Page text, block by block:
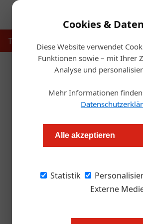
Cookies &
Diese Website verwendet
Funktionen sowie – mit Ihrer
Analyse und
Mehr Informationen
Alle akzeptieren
Statistik
Externe
Touristik
Das
Markus Höller
Am 22. und 23.
statt
In bewährter